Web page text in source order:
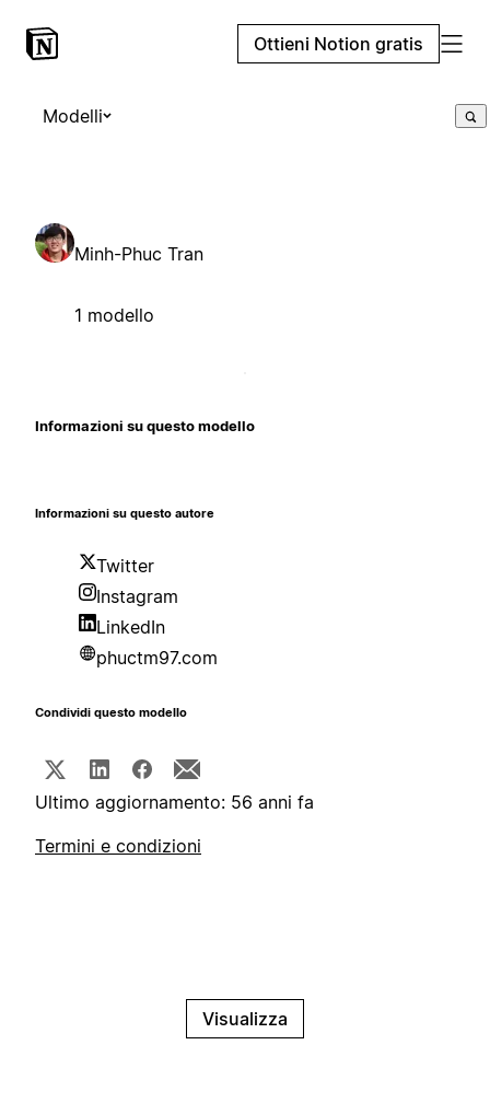
Ottieni Notion gratis
Modelli
Minh-Phuc Tran
1 modello
Informazioni su questo modello
Informazioni su questo autore
Twitter
Instagram
LinkedIn
phuctm97.com
Condividi questo modello
Ultimo aggiornamento: 56 anni fa
Termini e condizioni
Visualizza